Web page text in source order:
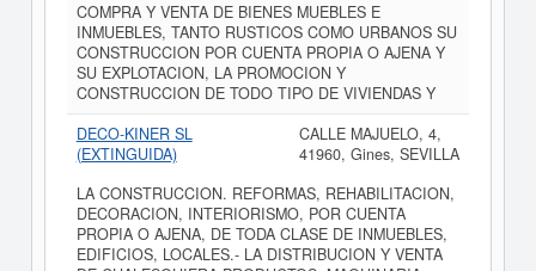
COMPRA Y VENTA DE BIENES MUEBLES E
INMUEBLES, TANTO RUSTICOS COMO URBANOS SU
CONSTRUCCION POR CUENTA PROPIA O AJENA Y
SU EXPLOTACION, LA PROMOCION Y
CONSTRUCCION DE TODO TIPO DE VIVIENDAS Y
DECO-KINER SL
(EXTINGUIDA)
CALLE MAJUELO, 4,
41960, Gines, SEVILLA
LA CONSTRUCCION. REFORMAS, REHABILITACION,
DECORACION, INTERIORISMO, POR CUENTA
PROPIA O AJENA, DE TODA CLASE DE INMUEBLES,
EDIFICIOS, LOCALES.- LA DISTRIBUCION Y VENTA